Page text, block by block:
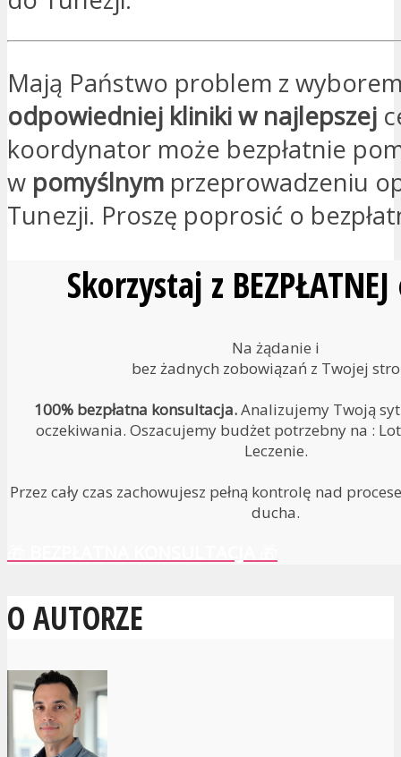
Mają Państwo problem z
odpowiedniej kliniki w najlepszej
koordynator może bezpłatnie
w pomyślnym przeprowadzeniu
Tunezji. Proszę poprosić o
Skorzystaj z
Na żądanie i
bez żadnych zobowiązań z Twojej
100% bezpłatna konsultacja.Analizujemy Twoją
oczekiwania. Oszacujemy budżet potrzebny na :
Leczenie.
Przez cały czas zachowujesz pełną kontrolę nad
ducha.
O AUTORZE